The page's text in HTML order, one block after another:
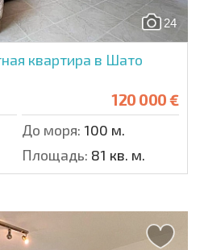
24
квартира в Шато
120 000 €
До моря: 100 м.
Площадь: 81 кв. м.